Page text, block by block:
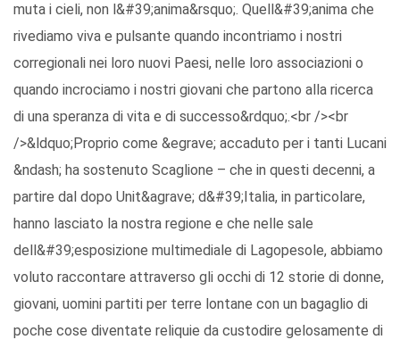
muta i cieli, non l&#39;anima&rsquo;. Quell&#39;anima che
rivediamo viva e pulsante quando incontriamo i nostri
corregionali nei loro nuovi Paesi, nelle loro associazioni o
quando incrociamo i nostri giovani che partono alla ricerca
di una speranza di vita e di successo&rdquo;.<br /><br
/>&ldquo;Proprio come &egrave; accaduto per i tanti Lucani
&ndash; ha sostenuto Scaglione – che in questi decenni, a
partire dal dopo Unit&agrave; d&#39;Italia, in particolare,
hanno lasciato la nostra regione e che nelle sale
dell&#39;esposizione multimediale di Lagopesole, abbiamo
voluto raccontare attraverso gli occhi di 12 storie di donne,
giovani, uomini partiti per terre lontane con un bagaglio di
poche cose diventate reliquie da custodire gelosamente di